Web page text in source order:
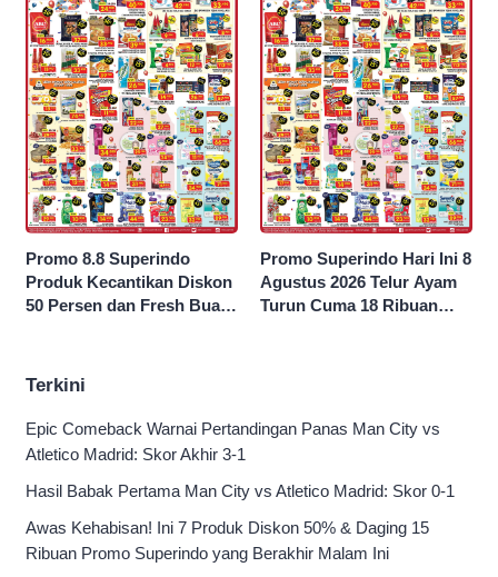
Promo 8.8 Superindo
Produk Kecantikan Diskon
50 Persen dan Fresh Buah
Promo Superindo Hari Ini 8
Agustus 2026 Telur Ayam
Turun Cuma 18 Ribuan
Terkini
Epic Comeback Warnai Pertandingan Panas Man City vs
Atletico Madrid: Skor Akhir 3-1
Hasil Babak Pertama Man City vs Atletico Madrid: Skor 0-1
Awas Kehabisan! Ini 7 Produk Diskon 50% & Daging 15
Ribuan Promo Superindo yang Berakhir Malam Ini